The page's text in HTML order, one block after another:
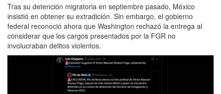
Tras su detención migratoria en septiembre pasado, México
insistió en obtener su extradición. Sin embargo, el gobierno
federal reconoció ahora que Washington rechazó la entrega al
considerar que los cargos presentados por la FGR no
involucraban delitos violentos.